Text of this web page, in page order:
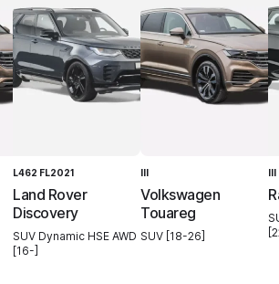
L462 FL2021
Land Rover
Discovery
SUV Dynamic HSE AWD
[16-]
III
Volkswagen
Touareg
SUV [18-26]
III